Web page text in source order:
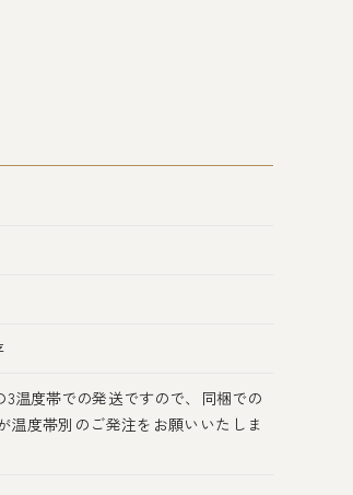
温度帯での発送ですので、同梱での
温度帯別のご発注をお願いいたしま